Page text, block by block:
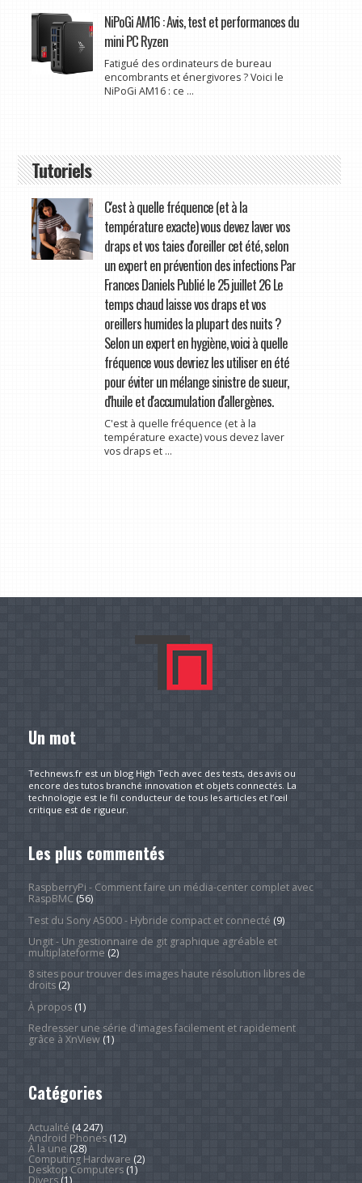
NiPoGi AM16 : Avis, test et performances du
mini PC Ryzen
Fatigué des ordinateurs de bureau
encombrants et énergivores ? Voici le
NiPoGi AM16 : ce ...
Tutoriels
C'est à quelle fréquence (et à la
température exacte) vous devez laver vos
draps et vos taies d'oreiller cet été, selon
un expert en prévention des infections Par
Frances Daniels Publié le 25 juillet 26 Le
temps chaud laisse vos draps et vos
oreillers humides la plupart des nuits ?
Selon un expert en hygiène, voici à quelle
fréquence vous devriez les utiliser en été
pour éviter un mélange sinistre de sueur,
d'huile et d'accumulation d'allergènes.
C'est à quelle fréquence (et à la
température exacte) vous devez laver
vos draps et ...
Un mot
Technews.fr est un blog High Tech avec des tests, des avis ou
encore des tutos branché innovation et objets connectés. La
technologie est le fil conducteur de tous les articles et l’œil
critique est de rigueur.
Les plus commentés
RaspberryPi - Comment faire un média-center complet avec
RaspBMC(56)
Test du Sony A5000 - Hybride compact et connecté (9)
Ungit - Un gestionnaire de git graphique agréable et
multiplateforme (2)
8 sites pour trouver des images haute résolution libres de
droits(2)
À propos(1)
Redresser une série d'images facilement et rapidement
grâce à XnView(1)
Catégories
Actualité (4 247)
Android Phones(12)
À la une (28)
Computing Hardware (2)
Desktop Computers(1)
Divers(1)